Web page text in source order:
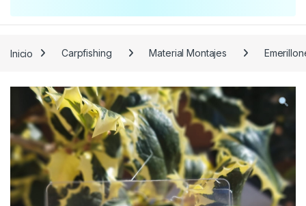
No se pudo cargar el widget de búsqueda.
Inténtalo de nuevo.
Reintentar